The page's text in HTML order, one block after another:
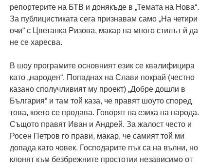
репортерите на БТВ и донякъде в „Темата на Нова“.
За публицистиката сега признавам само „На четири
очи“ с Цветанка Ризова, макар на много стилът й да
не се харесва.
В шоу програмите основният език се квалифицира
като „народен“. Попаднах на Слави покрай (честно
казано сполучливият му проект) „Добре дошли в
България“ и там той каза, че правят шоуто според
това, което се продава. Говорят на езика на народа.
Същото правят Иван и Андрей. За жалост често и
Росен Петров го прави, макар, че самият той ми
допада като човек. Господарите пък са на вълни, но
клонят към безбрежните простотии независимо от